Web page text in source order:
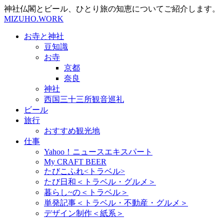
神社仏閣とビール、ひとり旅の知恵についてご紹介します。
MIZUHO.WORK
お寺と神社
豆知識
お寺
京都
奈良
神社
西国三十三所観音巡礼
ビール
旅行
おすすめ観光地
仕事
Yahoo！ニュースエキスパート
My CRAFT BEER
たびこふれ<トラベル>
たび日和＜トラベル・グルメ＞
暮らし~の＜トラベル＞
単発記事＜トラベル・不動産・グルメ＞
デザイン制作＜紙系＞